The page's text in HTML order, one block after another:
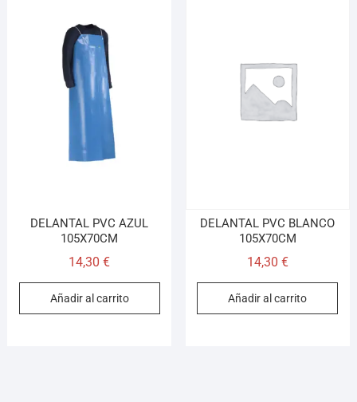
DELANTAL PVC AZUL
105X70CM
14,30€
Añadir al carrito
DELANTAL PVC BLANCO
105X70CM
14,30 €
Añadir al carrito